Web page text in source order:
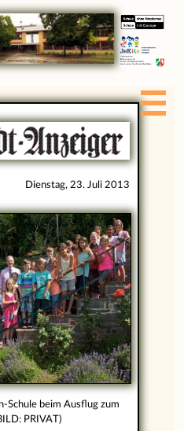
Dienstag, 23. Juli 2013
Schule beim Ausflug zum
PRIVAT)